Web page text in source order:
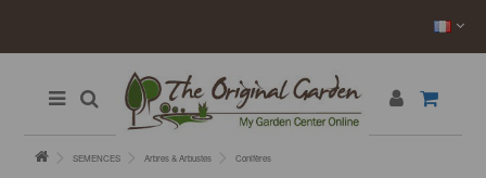
SEMENCES Arbres & Arbustes Conifères